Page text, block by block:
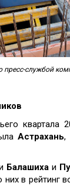
пресс-службой
квартала
Астрахань,
Балашиха и
них в рейтинг